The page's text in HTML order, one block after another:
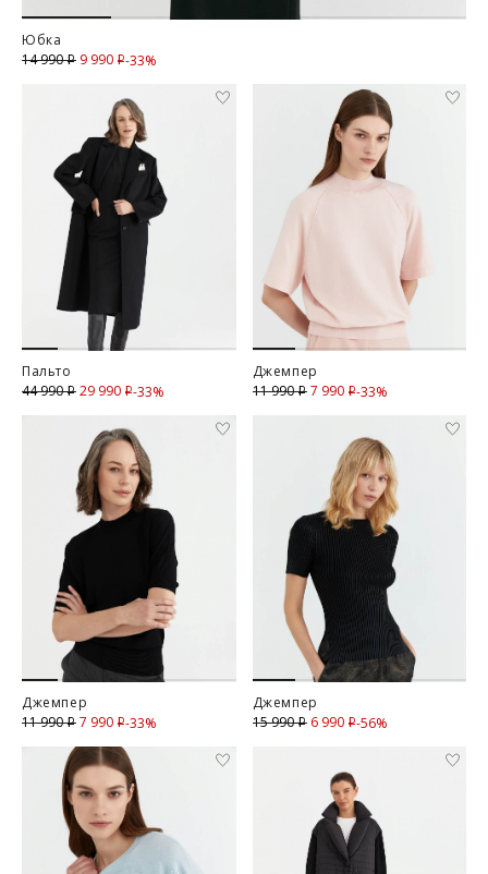
Юбка
14 990i 9 990 iСкидка
-33%
Пальто
44 990i 29 990 iСкидка
-33%
Джемпер
11 990i 7 990 iСкидка
-33%
Джемпер
11 990i 7 990 iСкидка
-33%
Джемпер
15 990i 6 990 iСкидка
-56%